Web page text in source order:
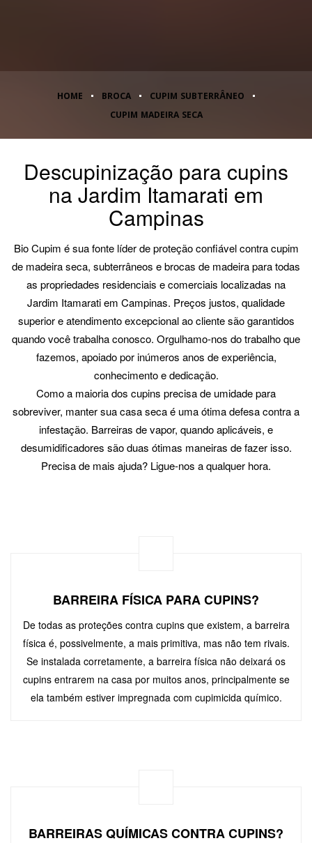
HOME BROCA
CUPIM SUBTERRÂNEO
CUPIM MADEIRA SECA
Descupinização para cupins
na Jardim Itamarati em
Campinas
Bio Cupim é sua fonte líder de proteção confiável contra cupim
de madeira seca, subterrâneos e brocas de madeira para todas
as propriedades residenciais e comerciais localizadas na
Jardim Itamarati em Campinas. Preços justos, qualidade
superior e atendimento excepcional ao cliente são garantidos
quando você trabalha conosco. Orgulhamo-nos do trabalho que
fazemos, apoiado por inúmeros anos de experiência,
conhecimento e dedicação.
Como a maioria dos cupins precisa de umidade para
sobreviver, manter sua casa seca é uma ótima defesa contra a
infestação. Barreiras de vapor, quando aplicáveis, e
desumidificadores são duas ótimas maneiras de fazer isso.
Precisa de mais ajuda? Ligue-nos a qualquer hora.
BARREIRA FÍSICA PARA CUPINS?
De todas as proteções contra cupins que existem, a barreira
física é, possivelmente, a mais primitiva, mas não tem rivais.
Se instalada corretamente, a barreira física não deixará os
cupins entrarem na casa por muitos anos, principalmente se
ela também estiver impregnada com cupimicida químico.
BARREIRAS QUÍMICAS CONTRA CUPINS?